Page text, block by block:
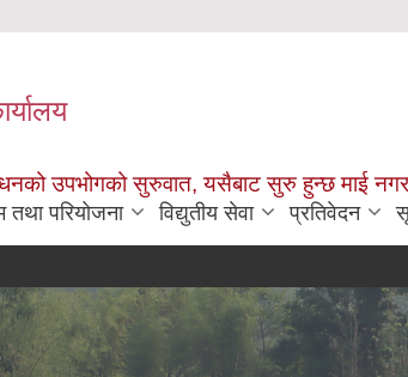
उपभोगको सुरुवात, यसैबाट सुरु हुन्छ माई
तथा परियोजना विद्युतीय सेवा प्रतिवेदन